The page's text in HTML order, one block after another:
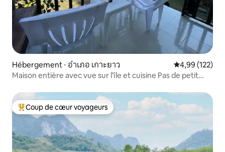
Hébergement ⋅ อำเภอ เกาะยาว Évaluation
4,99 (122)
Maison entière avec vue sur l'île et cuisine Pas de petit
Coups de cœur voyageurs les plus appréciés
Coup de cœur voyageurs